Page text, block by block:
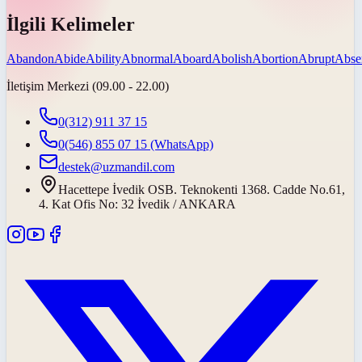
İlgili Kelimeler
AbandonAbideAbilityAbnormalAboardAbolishAbortionAbrupt
İletişim Merkezi (09.00 - 22.00)
0(312) 911 37 15
0(546) 855 07 15 (WhatsApp)
destek@uzmandil.com
Hacettepe İvedik OSB. Teknokenti 1368. Cadde No.61,
4. Kat Ofis No: 32 İvedik / ANKARA